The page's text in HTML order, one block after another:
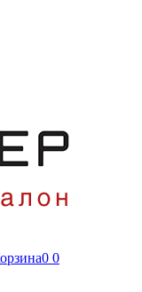
0 0